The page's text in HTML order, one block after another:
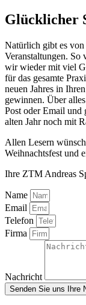
Glücklicher
Natürlich gibt es von
Veranstaltungen. So
wir wieder mit viel
für das gesamte
neuen Jahres in
gewinnen. Über
Post oder Email und
alten Jahr noch mit
Allen Lesern
Weihnachtsfest und
Ihre ZTM Andreas
Name
Email
Telefon
Firma
Nachricht
Senden Sie uns Ihre